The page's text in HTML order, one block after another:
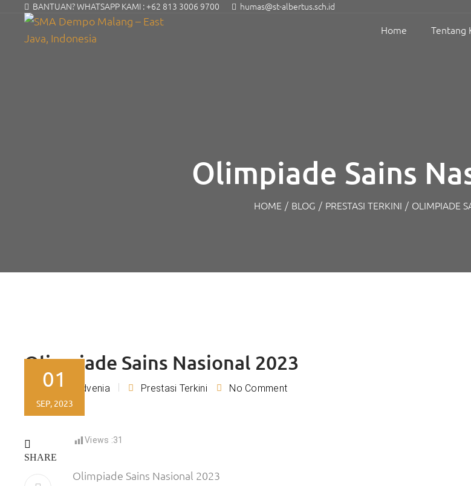
BANTUAN? WHATSAPP KAMI :+62 813 3006 9700 humas@st-albertus.sch.id
Home Tentang
Olimpiade Sains
HOME / BLOG / PRESTASI TERKINI / OLIMPIADE
Olimpiade Sains Nasional 2023
By Tiara Advenia Prestasi Terkini No Comment
01
SEP, 2023
SHARE
Views :31
Olimpiade Sains Nasional 2023